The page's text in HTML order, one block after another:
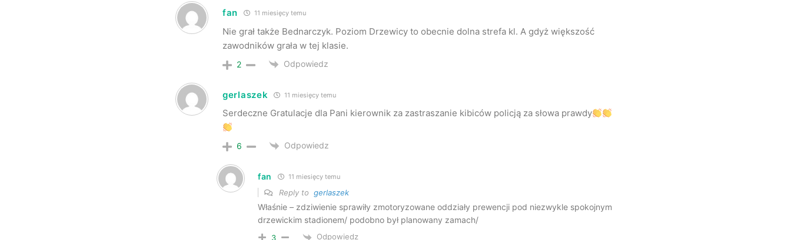
fan 11 miesięcy temu
Nie grał także Bednarczyk. Poziom Drzewicy to obecnie dolna strefa kl. A gdyż większość
zawodników grała w tej klasie.
2 Odpowiedz
gerlaszek 11 miesięcy temu
Serdeczne Gratulacje dla Pani kierownik za zastraszanie kibiców policją za słowa prawdy
6 Odpowiedz
fan 11 miesięcy temu
Reply to gerlaszek
Właśnie – zdziwienie sprawiły zmotoryzowane oddziały prewencji pod niezwykle spokojnym
drzewickim stadionem/ podobno był planowany zamach/
3 Odpowiedz